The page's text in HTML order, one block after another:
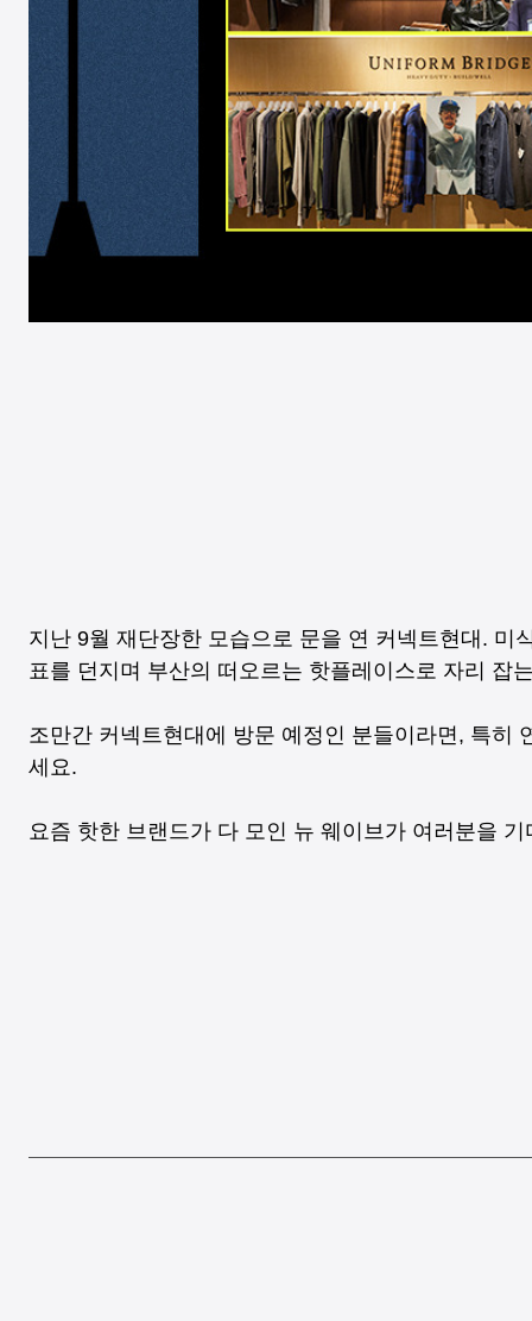
지난 9월 재단장한 모습으로 문을 연 커넥트현대. 미
표를 던지며 부산의 떠오르는 핫플레이스로 자리 잡
조만간 커넥트현대에 방문 예정인 분들이라면, 특히
세요.
요즘 핫한 브랜드가 다 모인 뉴 웨이브가 여러분을 기